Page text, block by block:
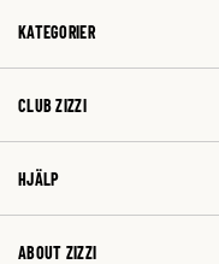
KATEGORIER
CLUB ZIZZI
HJÄLP
ABOUT ZIZZI